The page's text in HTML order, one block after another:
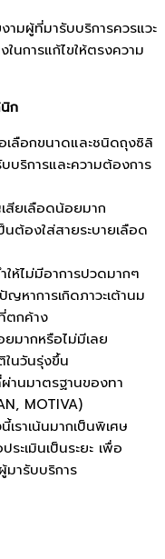
ามผู้ที่มารับบริการควรแวะ
นการแก้ไขให้ตรงความ
ก
เลือกขนาดและชนิดถุงซิลิ
บริการและความต้องการ
สียเลือดน้อยมาก
นต้องใส่สายระบายเลือด
ห้ไม่มีอาการปวดมากๆ
หาการเกิดภาวะเต้านม
ตกค้าง
มากหรือไม่มีเลย
ในวันรุ่งขึ้น
านมาตรฐานของทา
MOTIVA)
ราเน้นมากเป็นพิเศษ
ะเมินเป็นระยะ เพื่อ
ารับบริการ